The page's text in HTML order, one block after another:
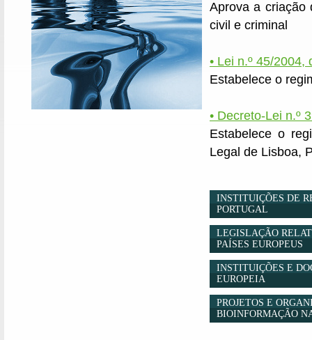
Aprova a criação
civil e criminal
• Lei n.º 45/2004,
Estabelece o
• Decreto-Lei n.º
Estabelece o
Legal de Lisboa,
INSTITUIÇÕES DE
PORTUGAL
LEGISLAÇÃO
PAÍSES EUROPEUS
INSTITUIÇÕES E
EUROPEIA
PROJETOS E
BIOINFORMAÇÃO